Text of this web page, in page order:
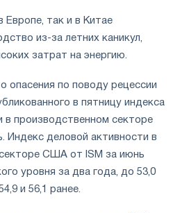
Европе, так и в Китае
из-за летних каникул,
затрат на энергию.
опасения по поводу рецессии
в пятницу индекса
в производственном секторе
деловой активности в
США от ISM за июнь
уровня за два года, до 53,0
и 56,1 ранее.